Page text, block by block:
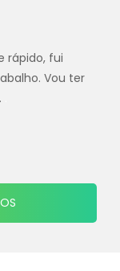
rápido, fui
Vou ter